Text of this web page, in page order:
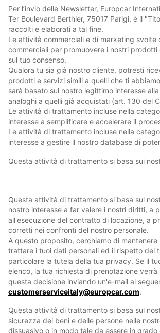
Per l’invio delle Newsletter, Europcar
Ter Boulevard Berthier, 75017 Parigi, è il
raccolti e elaborati a tal fine.
Le attività commerciali e di marketing
commerciali per promuovere i nostri
sul tuo consenso.
Qualora tu sia già nostro cliente, potresti
prodotti e servizi simili a quelli che ti
sarà basato sul nostro legittimo interesse
analoghi a quelli già acquistati (art. 130 del
Le attività di trattamento incluse nella
interesse a semplificare e accelerare il
Le attività di trattamento incluse nella
interesse a gestire il nostro database di
Questa attività di trattamento si basa sui
Questa attività di trattamento si basa sul
nostro interesse a far valere i nostri diritti, a
all'esecuzione del contratto di locazione, a
corretti nei confronti del nostro personale.
A questo proposito, cerchiamo di
trattare i tuoi dati personali ed il rispetto dei
particolare la tutela della tua privacy. Se il
elenco, la tua richiesta di prenotazione
questa decisione inviando un'e-mail al
customerserviceitaly@europcar.com.
Questa attività di trattamento si basa sul
sicurezza dei beni e delle persone nelle
dissuasivo o in modo tale da essere in